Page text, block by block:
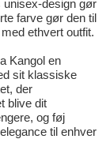
unisex-design gør
farve gør den til
ethvert outfit.
Kangol en
sit klassiske
der
blive dit
og føj
til enhver